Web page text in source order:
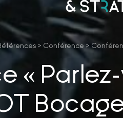
> Conférence>
« Parlez-